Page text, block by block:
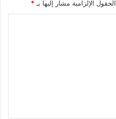
الحقول الإلزامية مشار إليها بـ*